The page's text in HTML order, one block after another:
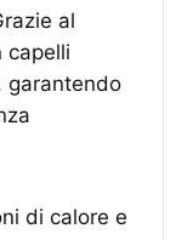
al
capelli
garantendo
di calore e